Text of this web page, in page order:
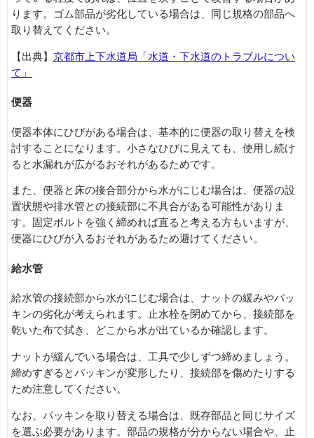
ります。ゴム部品が劣化している場合は、同じ規格の部品へ
取り替えてください。
【出典】 京都市上下水道局「水道・下水道のトラブルについ
て」
便器
便器本体にひびがある場合は、基本的に便器の取り替えを検
討することになります。小さなひびに見えても、使用し続け
ると水漏れが広がるおそれがあるためです。
また、便器と床の接合部分から水がにじむ場合は、便器の設
置状態や排水管との接続部に不具合がある可能性がありま
す。固定ボルトを強く締めれば直ると考える方もいますが、
便器にひびが入るおそれがあるため避けてください。
給水管
給水管の接続部から水がにじむ場合は、ナットの緩みやパッ
キンの劣化が考えられます。止水栓を閉めてから、接続部を
乾いた布で拭き、どこから水が出ているか確認します。
ナットが緩んでいる場合は、工具で少しずつ締めましょう。
締めすぎるとパッキンが変形したり、接続部を傷めたりする
ため注意してください。
なお、パッキンを取り替える場合は、既存部品と同じサイズ
を選ぶ必要があります。部品の規格が分からない場合や、止